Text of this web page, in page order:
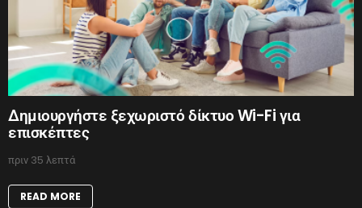
Δημιουργήστε ξεχωριστό δίκτυο Wi-Fi για
επισκέπτες
πριν 35 λεπτά
READ MORE